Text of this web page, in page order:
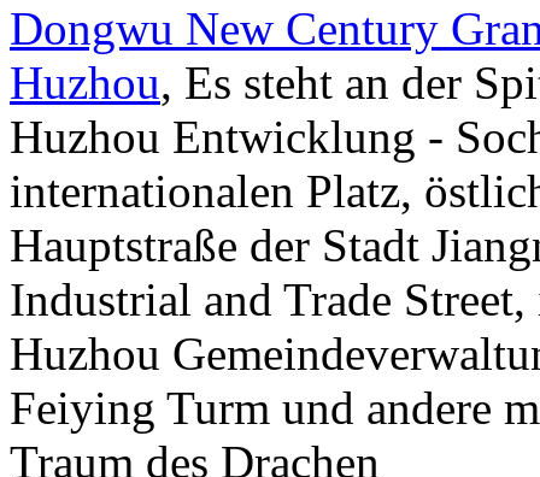
Dongwu New Century
Huzhou, Es steht an der
Huzhou Entwicklung -
internationalen Platz,
Hauptstraße der Stadt
Industrial and Trade
Huzhou
Feiying Turm und andere
Traum des Drachen